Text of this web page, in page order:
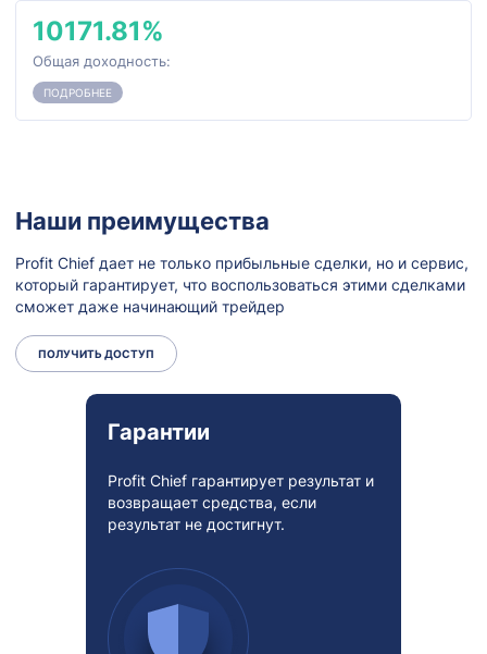
10171.81%
Общая доходность:
ПОДРОБНЕЕ
Наши преимущества
Profit Chief дает не только прибыльные сделки, но и сервис,
который гарантирует, что воспользоваться этими сделками
сможет даже начинающий трейдер
ПОЛУЧИТЬ ДОСТУП
Гарантии
Profit Chief гарантирует результат и
возвращает средства, если
результат не достигнут.